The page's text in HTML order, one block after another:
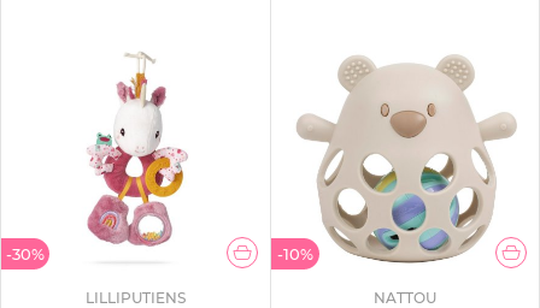
-30%
LILLIPUTIENS
-10%
NATTOU